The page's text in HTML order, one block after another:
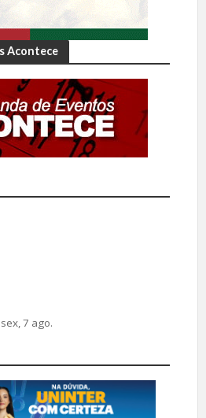
Acontece
sex, 7 ago.